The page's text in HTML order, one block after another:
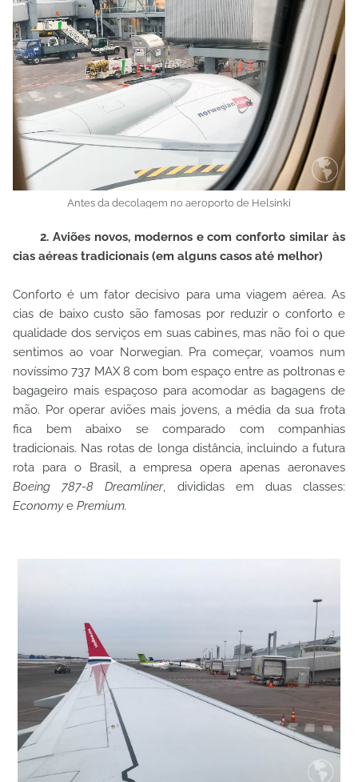
Antes da decolagem no aeroporto de Helsinki
2. Aviões novos, modernos e com conforto similar às
cias aéreas tradicionais (em alguns casos até melhor)
Conforto é um fator decisivo para uma viagem aérea. As
cias de baixo custo são famosas por reduzir o conforto e
qualidade dos serviços em suas cabines, mas não foi o que
sentimos ao voar Norwegian. Pra começar, voamos num
novíssimo 737 MAX 8 com bom espaço entre as poltronas e
bagageiro mais espaçoso para acomodar as bagagens de
mão. Por operar aviões mais jovens, a média da sua frota
fica bem abaixo se comparado com companhias
tradicionais. Nas rotas de longa distância, incluindo a futura
rota para o Brasil, a empresa opera apenas aeronaves
Boeing 787-8 Dreamliner, divididas em duas classes:
Economye Premium.